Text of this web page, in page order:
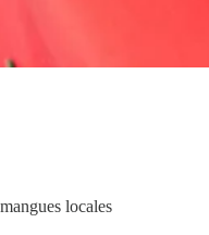
locales